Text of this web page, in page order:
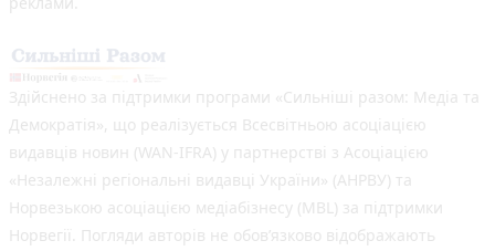
Здійснено за підтримки програми «Сильніші разом: Медіа та
Демократія», що реалізується Всесвітньою асоціацією
видавців новин (WAN-IFRA) у партнерстві з Асоціацією
«Незалежні регіональні видавці України» (АНРВУ) та
Норвезькою асоціацією медіабізнесу (MBL) за підтримки
Норвегії. Погляди авторів не обов’язково відображають